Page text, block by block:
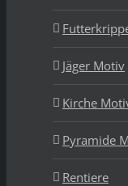
Jäger Motiv
Kirche
Pyramide
Rentiere